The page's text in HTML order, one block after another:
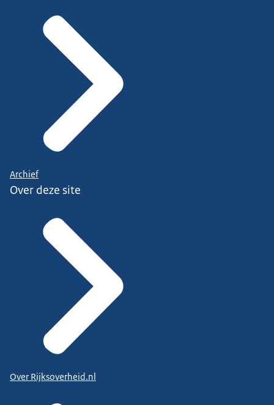
Archief
Over deze site
Over Rijksoverheid.nl